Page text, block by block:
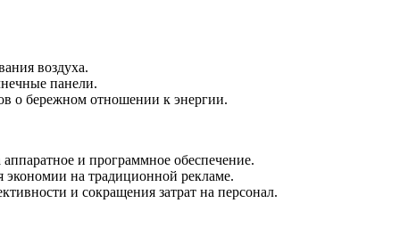
воздуха.
панели.
о бережном отношении к энергии.
и программное обеспечение.
экономии на традиционной рекламе.
и сокращения затрат на персонал.